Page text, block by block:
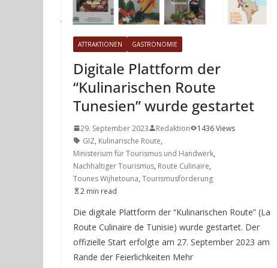
ATTRAKTIONEN GASTRONOMIE
Digitale Plattform der
“Kulinarischen Route
Tunesien” wurde gestartet
29. September 2023 Redaktion
1436 Views
GIZ, Kulinarische Route,
Ministerium für Tourismus und Handwerk,
Nachhaltiger Tourismus, Route Culinaire,
Tounes Wijhetouna, Tourismusförderung
2 min read
Die digitale Plattform der “Kulinarischen Route” (La
Route Culinaire de Tunisie) wurde gestartet. Der
offizielle Start erfolgte am 27. September 2023 am
Rande der Feierlichkeiten Mehr